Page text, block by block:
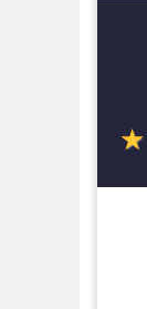
☆
★